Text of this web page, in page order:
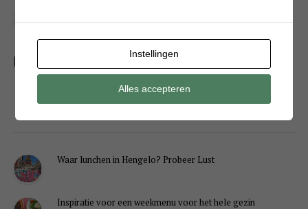
Sneeuwpopkrans maken om bij de voordeur te hangen
Waar lunchen in Hengelo? Probeer Lust
Inspiratie voor een weekmenu voor het hele gezin
Instellingen
Alles accepteren